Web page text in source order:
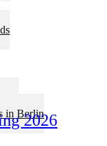
in Berlin
2026